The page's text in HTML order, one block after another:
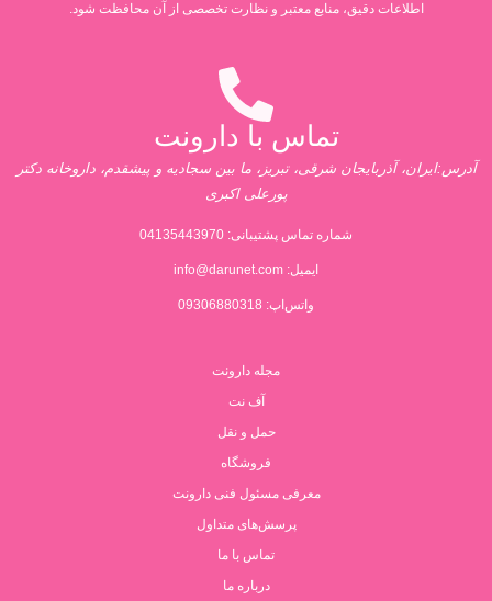
اطلاعات دقیق، منابع معتبر و نظارت تخصصی از آن محافظت شود.
تماس با دارونت
آدرس:ایران، آذربایجان شرقی، تبریز، ما بین سجادیه و پیشقدم، داروخانه دکتر
پورعلی اکبری
شماره تماس پشتیبانی: 04135443970
ایمیل: info@darunet.com
واتس‌اپ: 09306880318
مجله دارونت
آف نت
حمل و نقل
فروشگاه
معرفی مسئول فنی دارونت
پرسش‌های متداول
تماس با ما
درباره ما